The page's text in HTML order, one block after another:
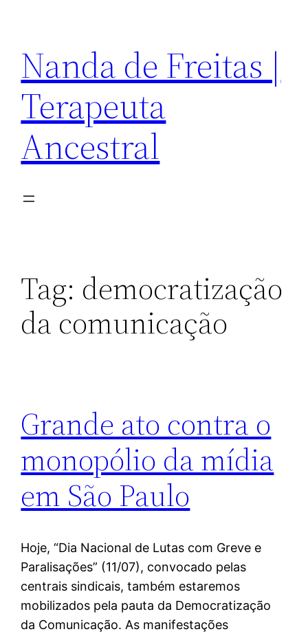
conteúdo
Nanda de Freitas |
Terapeuta
Ancestral
Tag: democratização
da comunicação
Grande ato contra o
monopólio da mídia
em São Paulo
Hoje, “Dia Nacional de Lutas com Greve e
Paralisações” (11/07), convocado pelas
centrais sindicais, também estaremos
mobilizados pela pauta da Democratização
da Comunicação. As manifestações